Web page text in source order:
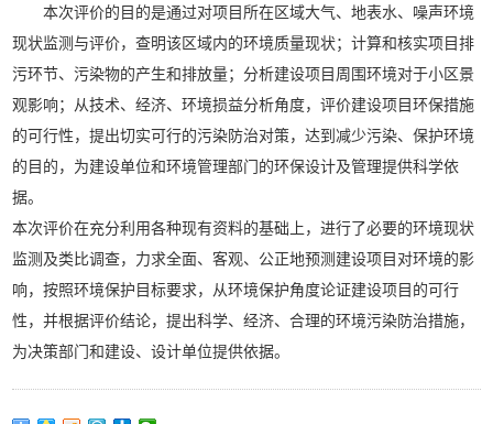
本次评价的目的是通过对项目所在区域大气、地表水、噪声环境
现状监测与评价，查明该区域内的环境质量现状；计算和核实项目排
污环节、污染物的产生和排放量；分析建设项目周围环境对于小区景
观影响；从技术、经济、环境损益分析角度，评价建设项目环保措施
的可行性，提出切实可行的污染防治对策，达到减少污染、保护环境
的目的，为建设单位和环境管理部门的环保设计及管理提供科学依
据。
本次评价在充分利用各种现有资料的基础上，进行了必要的环境现状
监测及类比调查，力求全面、客观、公正地预测建设项目对环境的影
响，按照环境保护目标要求，从环境保护角度论证建设项目的可行
性，并根据评价结论，提出科学、经济、合理的环境污染防治措施，
为决策部门和建设、设计单位提供依据。